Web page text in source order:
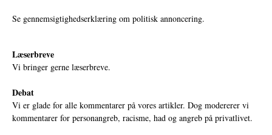
Se gennemsigtighedserklæring om politisk annoncering.
Læserbreve
Vi bringer gerne læserbreve.
Debat
Vi er glade for alle kommentarer på vores artikler. Dog modererer vi
kommentarer for personangreb, racisme, had og angreb på privatlivet.